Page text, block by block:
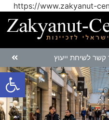
https://www.zakyanut-
קשר לשיחת ייעוץ